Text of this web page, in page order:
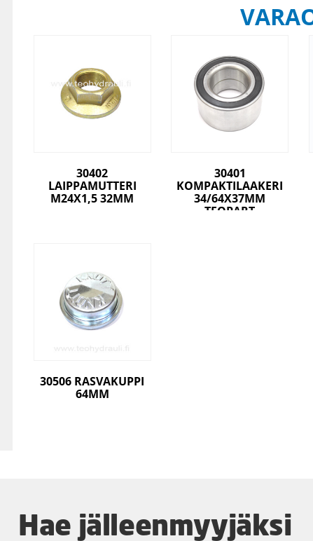
30402
LAIPPAMUTTERI
M24X1,5 32MM
30401
KOMPAKTILAAKERI
34/64X37MM
TEOPART
30506 RASVAKUPPI
64MM
Hae jälleenmyyjäksi